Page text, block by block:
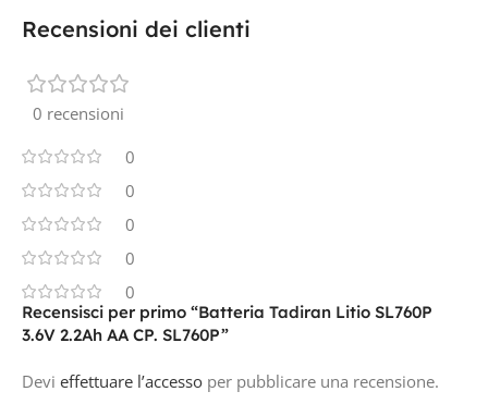
Recensioni dei clienti
0 recensioni
0
0
0
0
0
Recensisci per primo “Batteria Tadiran Litio SL760P
3.6V 2.2Ah AA CP. SL760P”
Devi effettuare l’accesso per pubblicare una recensione.